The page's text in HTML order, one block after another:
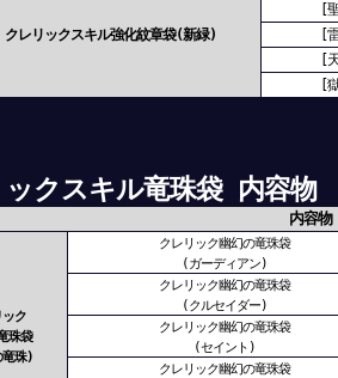
クレリックスキル強化紋章袋(新緑)
[
[
[
[
ックスキル竜珠袋 内容物
内容物
ック
珠袋
竜珠)
クレリック幽幻の竜珠袋
(ガーディアン)
クレリック幽幻の竜珠袋
(クルセイダー)
クレリック幽幻の竜珠袋
(セイント)
クレリック幽幻の竜珠袋